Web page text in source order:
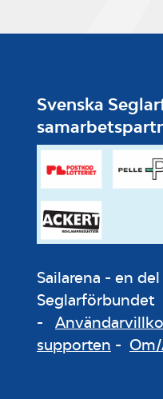
Svenska
Sailarena - en
Seglarförbundet
-
supporten -